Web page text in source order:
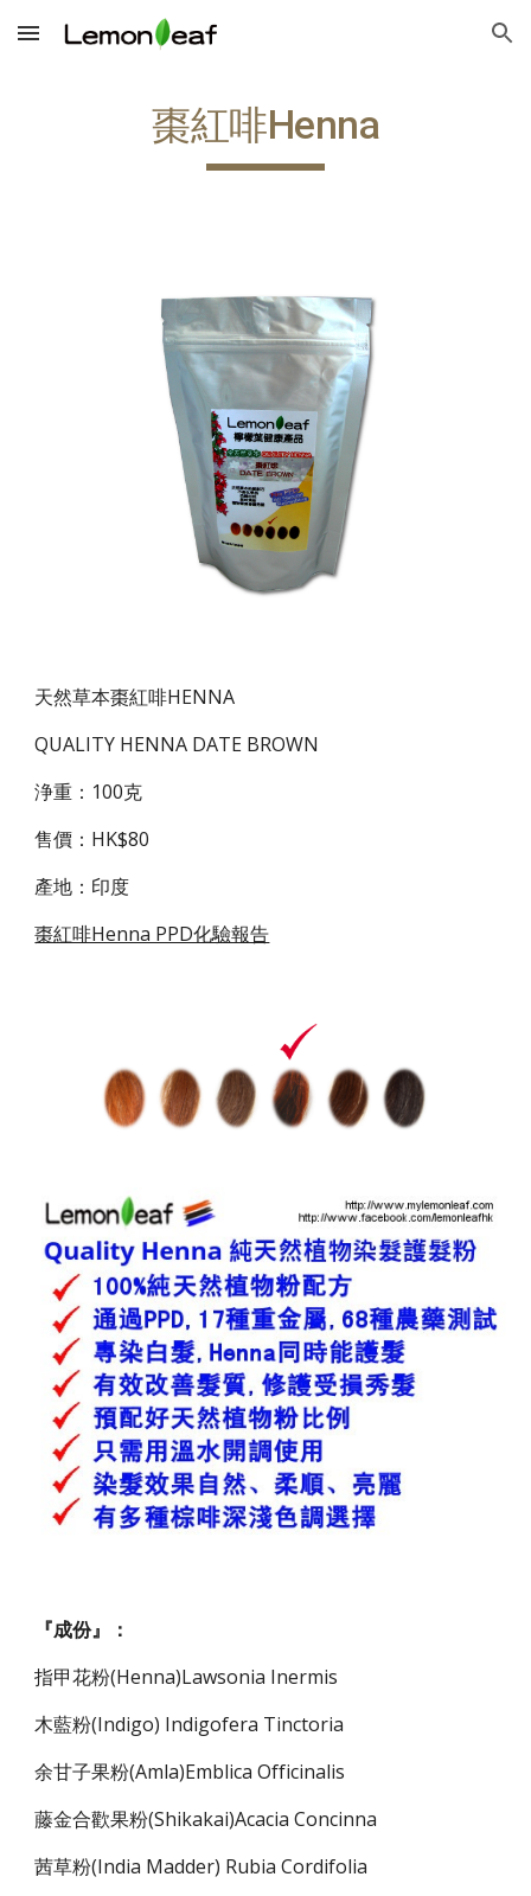
Skip to main content Skip to navigation
棗紅啡Henna
天然草本棗紅啡HENNA
QUALITY HENNA DATE BROWN
浄重：100克
售價：HK$80
產地：印度
棗紅啡Henna PPD化驗報告
『成份』：
指甲花粉(Henna)Lawsonia Inermis
木藍粉(Indigo) Indigofera Tinctoria
余甘子果粉(Amla)Emblica Officinalis
藤金合歡果粉(Shikakai)Acacia Concinna
茜草粉(India Madder) Rubia Cordifolia